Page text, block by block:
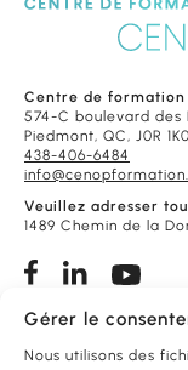
Gérer le
Nous utilisons des
Centre de formation
574-C boulevard des
Piedmont, QC, J0R 1K0
438-406-6484
Veuillez adresser
1489 Chemin de la
Conditions de
Foire aux questions